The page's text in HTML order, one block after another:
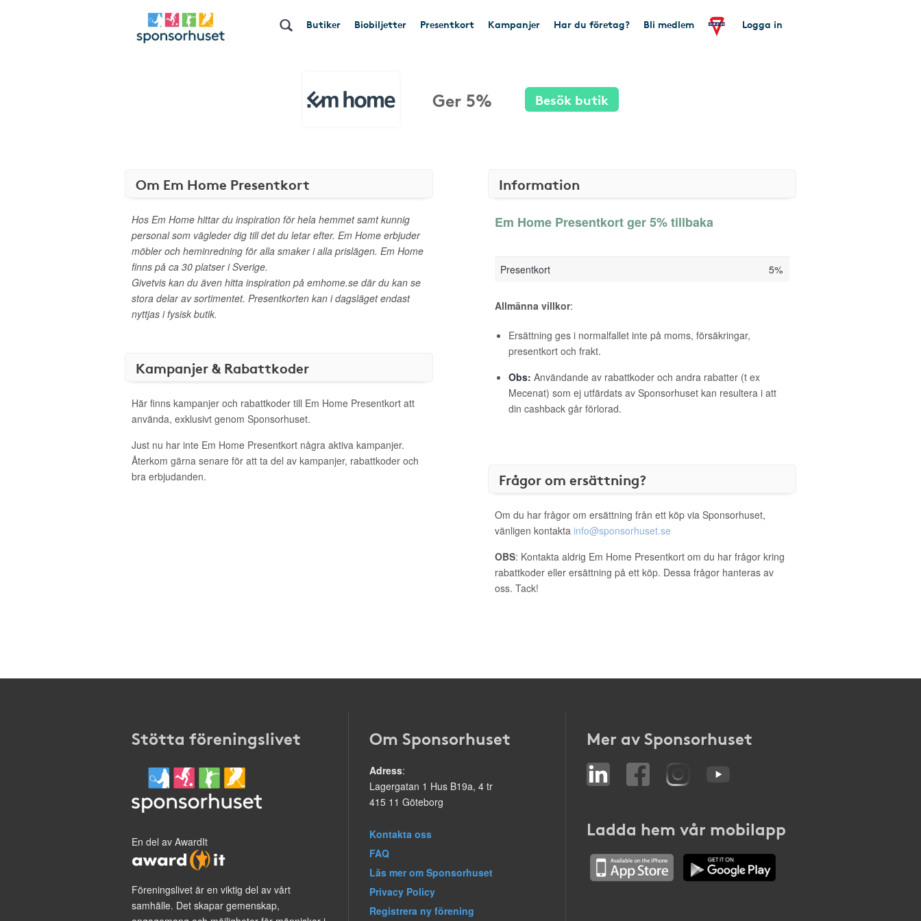
Butiker Biobiljetter Presentkort Kampanjer Har du företag? Bli medlem Logga in
Ger 5% Besök butik
Om Em Home Presentkort
Hos Em Home hittar du inspiration för hela hemmet samt kunnig
personal som vägleder dig till det du letar efter. Em Home erbjuder
möbler och heminredning för alla smaker i alla prislägen. Em Home
finns på ca 30 platser i Sverige.
Givetvis kan du även hitta inspiration på emhome.se där du kan se
stora delar av sortimentet. Presentkorten kan i dagsläget endast
nyttjas i fysisk butik.
Kampanjer & Rabattkoder
Här finns kampanjer och rabattkoder till Em Home Presentkort att
använda, exklusivt genom Sponsorhuset.
Just nu har inte Em Home Presentkort några aktiva kampanjer.
Återkom gärna senare för att ta del av kampanjer, rabattkoder och
bra erbjudanden.
Information
Em Home Presentkort ger 5% tillbaka
Presentkort 5%
Allmänna villkor:
Ersättning ges i normalfallet inte på moms, försäkringar,
presentkort och frakt.
Obs: Användande av rabattkoder och andra rabatter (t ex
Mecenat) som ej utfärdats av Sponsorhuset kan resultera i att
din cashback går förlorad.
Frågor om ersättning?
Om du har frågor om ersättning från ett köp via Sponsorhuset,
vänligen kontakta info@sponsorhuset.se
OBS: Kontakta aldrig Em Home Presentkort om du har frågor kring
rabattkoder eller ersättning på ett köp. Dessa frågor hanteras av
oss. Tack!
Stötta föreningslivet
En del av AwardIt
Föreningslivet är en viktig del av vårt
samhälle. Det skapar gemenskap,
Om Sponsorhuset
Adress:
Lagergatan 1 Hus B19a, 4 tr
415 11 Göteborg
Kontakta oss
FAQ
Läs mer om Sponsorhuset
Privacy Policy
Registrera ny förening
Mer av Sponsorhuset
Ladda hem vår mobilapp